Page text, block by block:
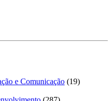
e Comunicação (19)